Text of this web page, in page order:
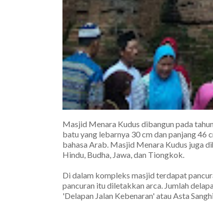
Masjid Menara Kudus dibangun pada
batu yang lebarnya 30 cm dan panjang
bahasa Arab. Masjid Menara Kudus juga
Hindu, Budha, Jawa, dan Tiongkok.
Di dalam kompleks masjid terdapat
pancuran itu diletakkan arca. Jumlah
'Delapan Jalan Kebenaran' atau Asta